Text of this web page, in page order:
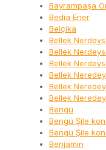
Bayrampaşa
Bedia Ener
Belçika
Bellek
Bellek
Bellek
Bellek
Bellek
Bellek
Bengü
Bengü Şile
Bengü Şile
Benjamin